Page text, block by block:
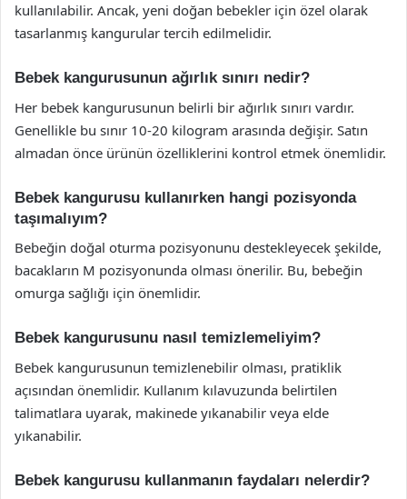
kullanılabilir. Ancak, yeni doğan bebekler için özel olarak
tasarlanmış kangurular tercih edilmelidir.
Bebek kangurusunun ağırlık sınırı nedir?
Her bebek kangurusunun belirli bir ağırlık sınırı vardır.
Genellikle bu sınır 10-20 kilogram arasında değişir. Satın
almadan önce ürünün özelliklerini kontrol etmek önemlidir.
Bebek kangurusu kullanırken hangi pozisyonda
taşımalıyım?
Bebeğin doğal oturma pozisyonunu destekleyecek şekilde,
bacakların M pozisyonunda olması önerilir. Bu, bebeğin
omurga sağlığı için önemlidir.
Bebek kangurusunu nasıl temizlemeliyim?
Bebek kangurusunun temizlenebilir olması, pratiklik
açısından önemlidir. Kullanım kılavuzunda belirtilen
talimatlara uyarak, makinede yıkanabilir veya elde
yıkanabilir.
Bebek kangurusu kullanmanın faydaları nelerdir?